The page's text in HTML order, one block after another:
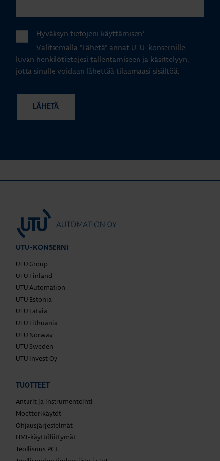
Hyväksyn tietojeni käyttämisen*
Valitsemalla "Lähetä" annat UTU-konsernille
luvan henkilötietojesi tallentamiseen ja käsittelyyn,
jotta sinulle voidaan lähettää tilaamaasi sisältöä.
UTU-KONSERNI
UTU Group
UTU Finland
UTU Automation
UTU Estonia
UTU Latvia
UTU Lithuania
UTU Norway
UTU Sweden
UTU Invest Oy
TUOTTEET
Anturit ja instrumentointi
Moottorikäytöt
Ohjausjärjestelmät
HMI-käyttöliittymät
Teollisuus PC:t